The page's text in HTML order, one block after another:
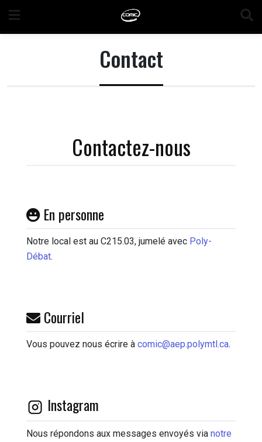
content
Contact
Contactez-nous
En personne
Notre local est au C215.03, jumelé avec Poly-
Débat.
Courriel
Vous pouvez nous écrire à comic@aep.polymtl.ca.
Instagram
Nous répondons aux messages envoyés via notre